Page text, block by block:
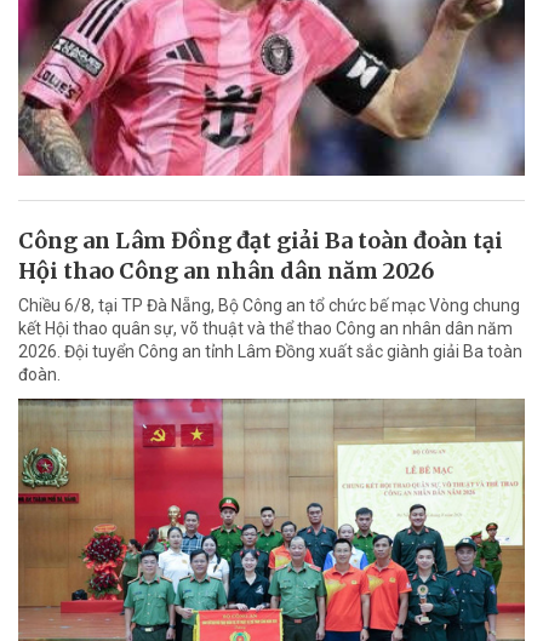
Công an Lâm Đồng đạt giải Ba toàn đoàn tại
Hội thao Công an nhân dân năm 2026
Chiều 6/8, tại TP Đà Nẵng, Bộ Công an tổ chức bế mạc Vòng chung
kết Hội thao quân sự, võ thuật và thể thao Công an nhân dân năm
2026. Đội tuyển Công an tỉnh Lâm Đồng xuất sắc giành giải Ba toàn
đoàn.